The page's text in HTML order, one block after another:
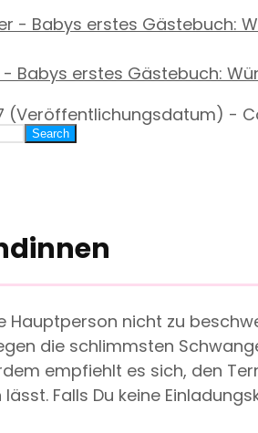
Search
Babys erstes Gästebuch:
(Veröffentlichungsdatum) -
Hauptperson nicht zu
die schlimmsten
empfiehlt es sich, den
Falls Du keine